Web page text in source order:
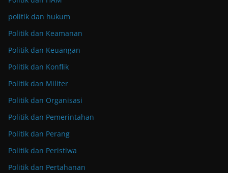
politik dan hukum
Politik dan Keamanan
Politik dan Keuangan
Politik dan Konflik
Politik dan Militer
Politik dan Organisasi
Politik dan Pemerintahan
Politik dan Perang
Politik dan Peristiwa
Politik dan Pertahanan